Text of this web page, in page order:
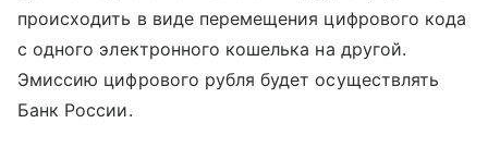
происходить в виде перемещения цифрового кода
с одного электронного кошелька на другой.
Эмиссию цифрового рубля будет осуществлять
Банк России.